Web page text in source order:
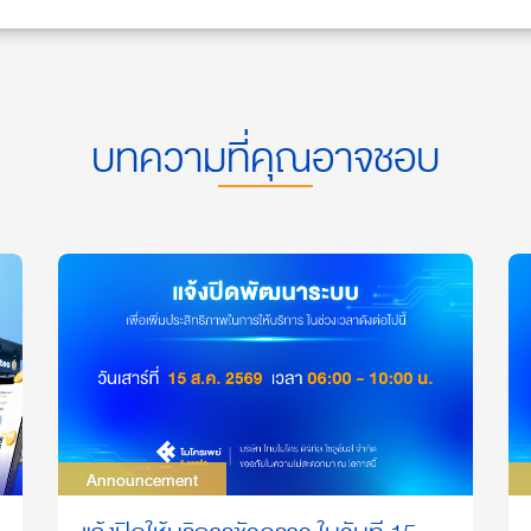
บทความที่คุณอาจชอบ
Announcement
Announcement